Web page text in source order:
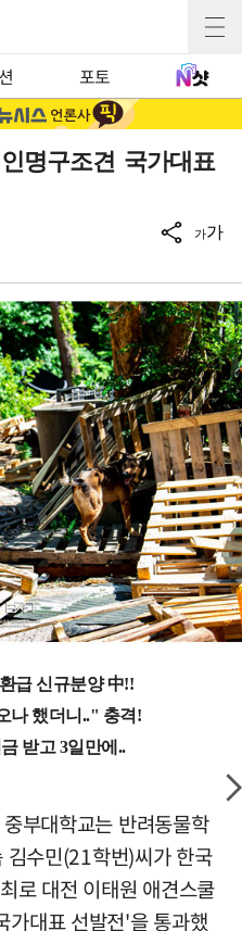
포토
명구조견 국가대표
가가
부대학교는 반려동물학
김수민(21학번)씨가 한국
로 대전 이태원 애견스쿨
가대표 선발전'을 통과했